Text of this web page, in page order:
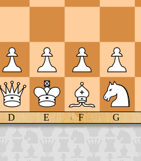
D E F G